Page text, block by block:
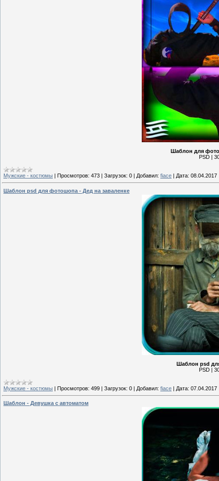
Шаблон для
PSD |
Мужские - костюмы | Просмотров: 473 | Загрузок: 0 | Добавил: fiace | Дата: 08.04.2017
Шаблон psd для фотошопа - Дед на заваленке
Шаблон psd
PSD |
Мужские - костюмы | Просмотров: 499 | Загрузок: 0 | Добавил: fiace | Дата: 07.04.2017
Шаблон - Девушка с автоматом